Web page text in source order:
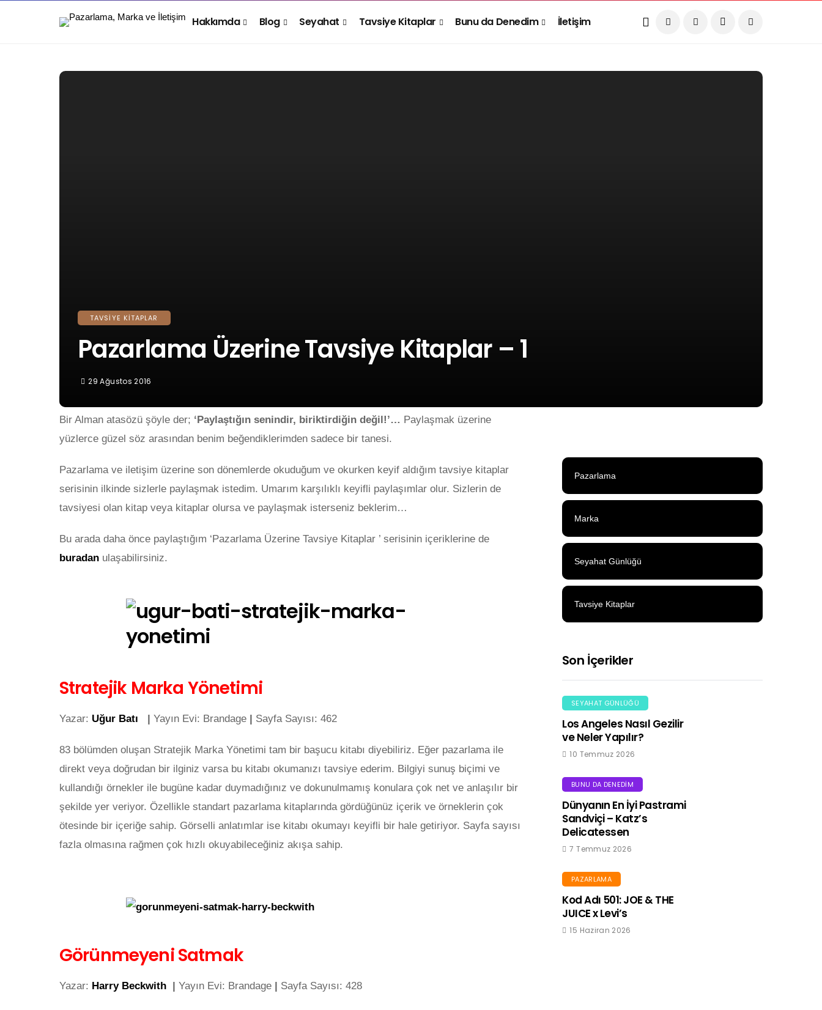
Hakkımda Blog Seyahat Tavsiye Kitaplar Bunu da Denedim İletişim
TAVSIYE KITAPLAR
Pazarlama Üzerine Tavsiye Kitaplar – 1
29 Ağustos 2016
Bir Alman atasözü şöyle der; ‘Paylaştığın senindir, biriktirdiğin değil!’… Paylaşmak üzerine
yüzlerce güzel söz arasından benim beğendiklerimden sadece bir tanesi.
Pazarlama ve iletişim üzerine son dönemlerde okuduğum ve okurken keyif aldığım tavsiye kitaplar
serisinin ilkinde sizlerle paylaşmak istedim. Umarım karşılıklı keyifli paylaşımlar olur. Sizlerin de
tavsiyesi olan kitap veya kitaplar olursa ve paylaşmak isterseniz beklerim…
Bu arada daha önce paylaştığım ‘Pazarlama Üzerine Tavsiye Kitaplar ’ serisinin içeriklerine de
buradan ulaşabilirsiniz.
Stratejik Marka Yönetimi
Yazar: Uğur Batı | Yayın Evi: Brandage | Sayfa Sayısı: 462
83 bölümden oluşan Stratejik Marka Yönetimi tam bir başucu kitabı diyebiliriz. Eğer pazarlama ile
direkt veya doğrudan bir ilginiz varsa bu kitabı okumanızı tavsiye ederim. Bilgiyi sunuş biçimi ve
kullandığı örnekler ile bugüne kadar duymadığınız ve dokunulmamış konulara çok net ve anlaşılır bir
şekilde yer veriyor. Özellikle standart pazarlama kitaplarında gördüğünüz içerik ve örneklerin çok
ötesinde bir içeriğe sahip. Görselli anlatımlar ise kitabı okumayı keyifli bir hale getiriyor. Sayfa sayısı
fazla olmasına rağmen çok hızlı okuyabileceğiniz akışa sahip.
Görünmeyeni Satmak
Yazar: Harry Beckwith | Yayın Evi: Brandage | Sayfa Sayısı: 428
Pazarlama
Marka
Seyahat Günlüğü
Tavsiye Kitaplar
Son İçerikler
SEYAHAT GÜNLÜĞÜ
Los Angeles Nasıl Gezilir
ve Neler Yapılır?
10 Temmuz 2026
BUNU DA DENEDIM
Dünyanın En İyi Pastrami
Sandviçi – Katz’s
Delicatessen
7 Temmuz 2026
PAZARLAMA
Kod Adı 501: JOE & THE
JUICE x Levi’s
15 Haziran 2026